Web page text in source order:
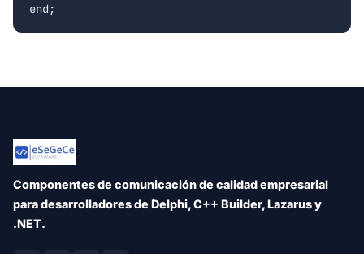
Componentes de comunicación de calidad empresarial
para desarrolladores de Delphi, C++ Builder, Lazarus y
.NET.